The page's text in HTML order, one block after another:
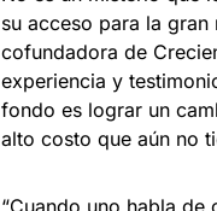
su acceso para la
cofundadora de
experiencia y
fondo es lograr un
alto costo que aún no
“Cuando uno habla